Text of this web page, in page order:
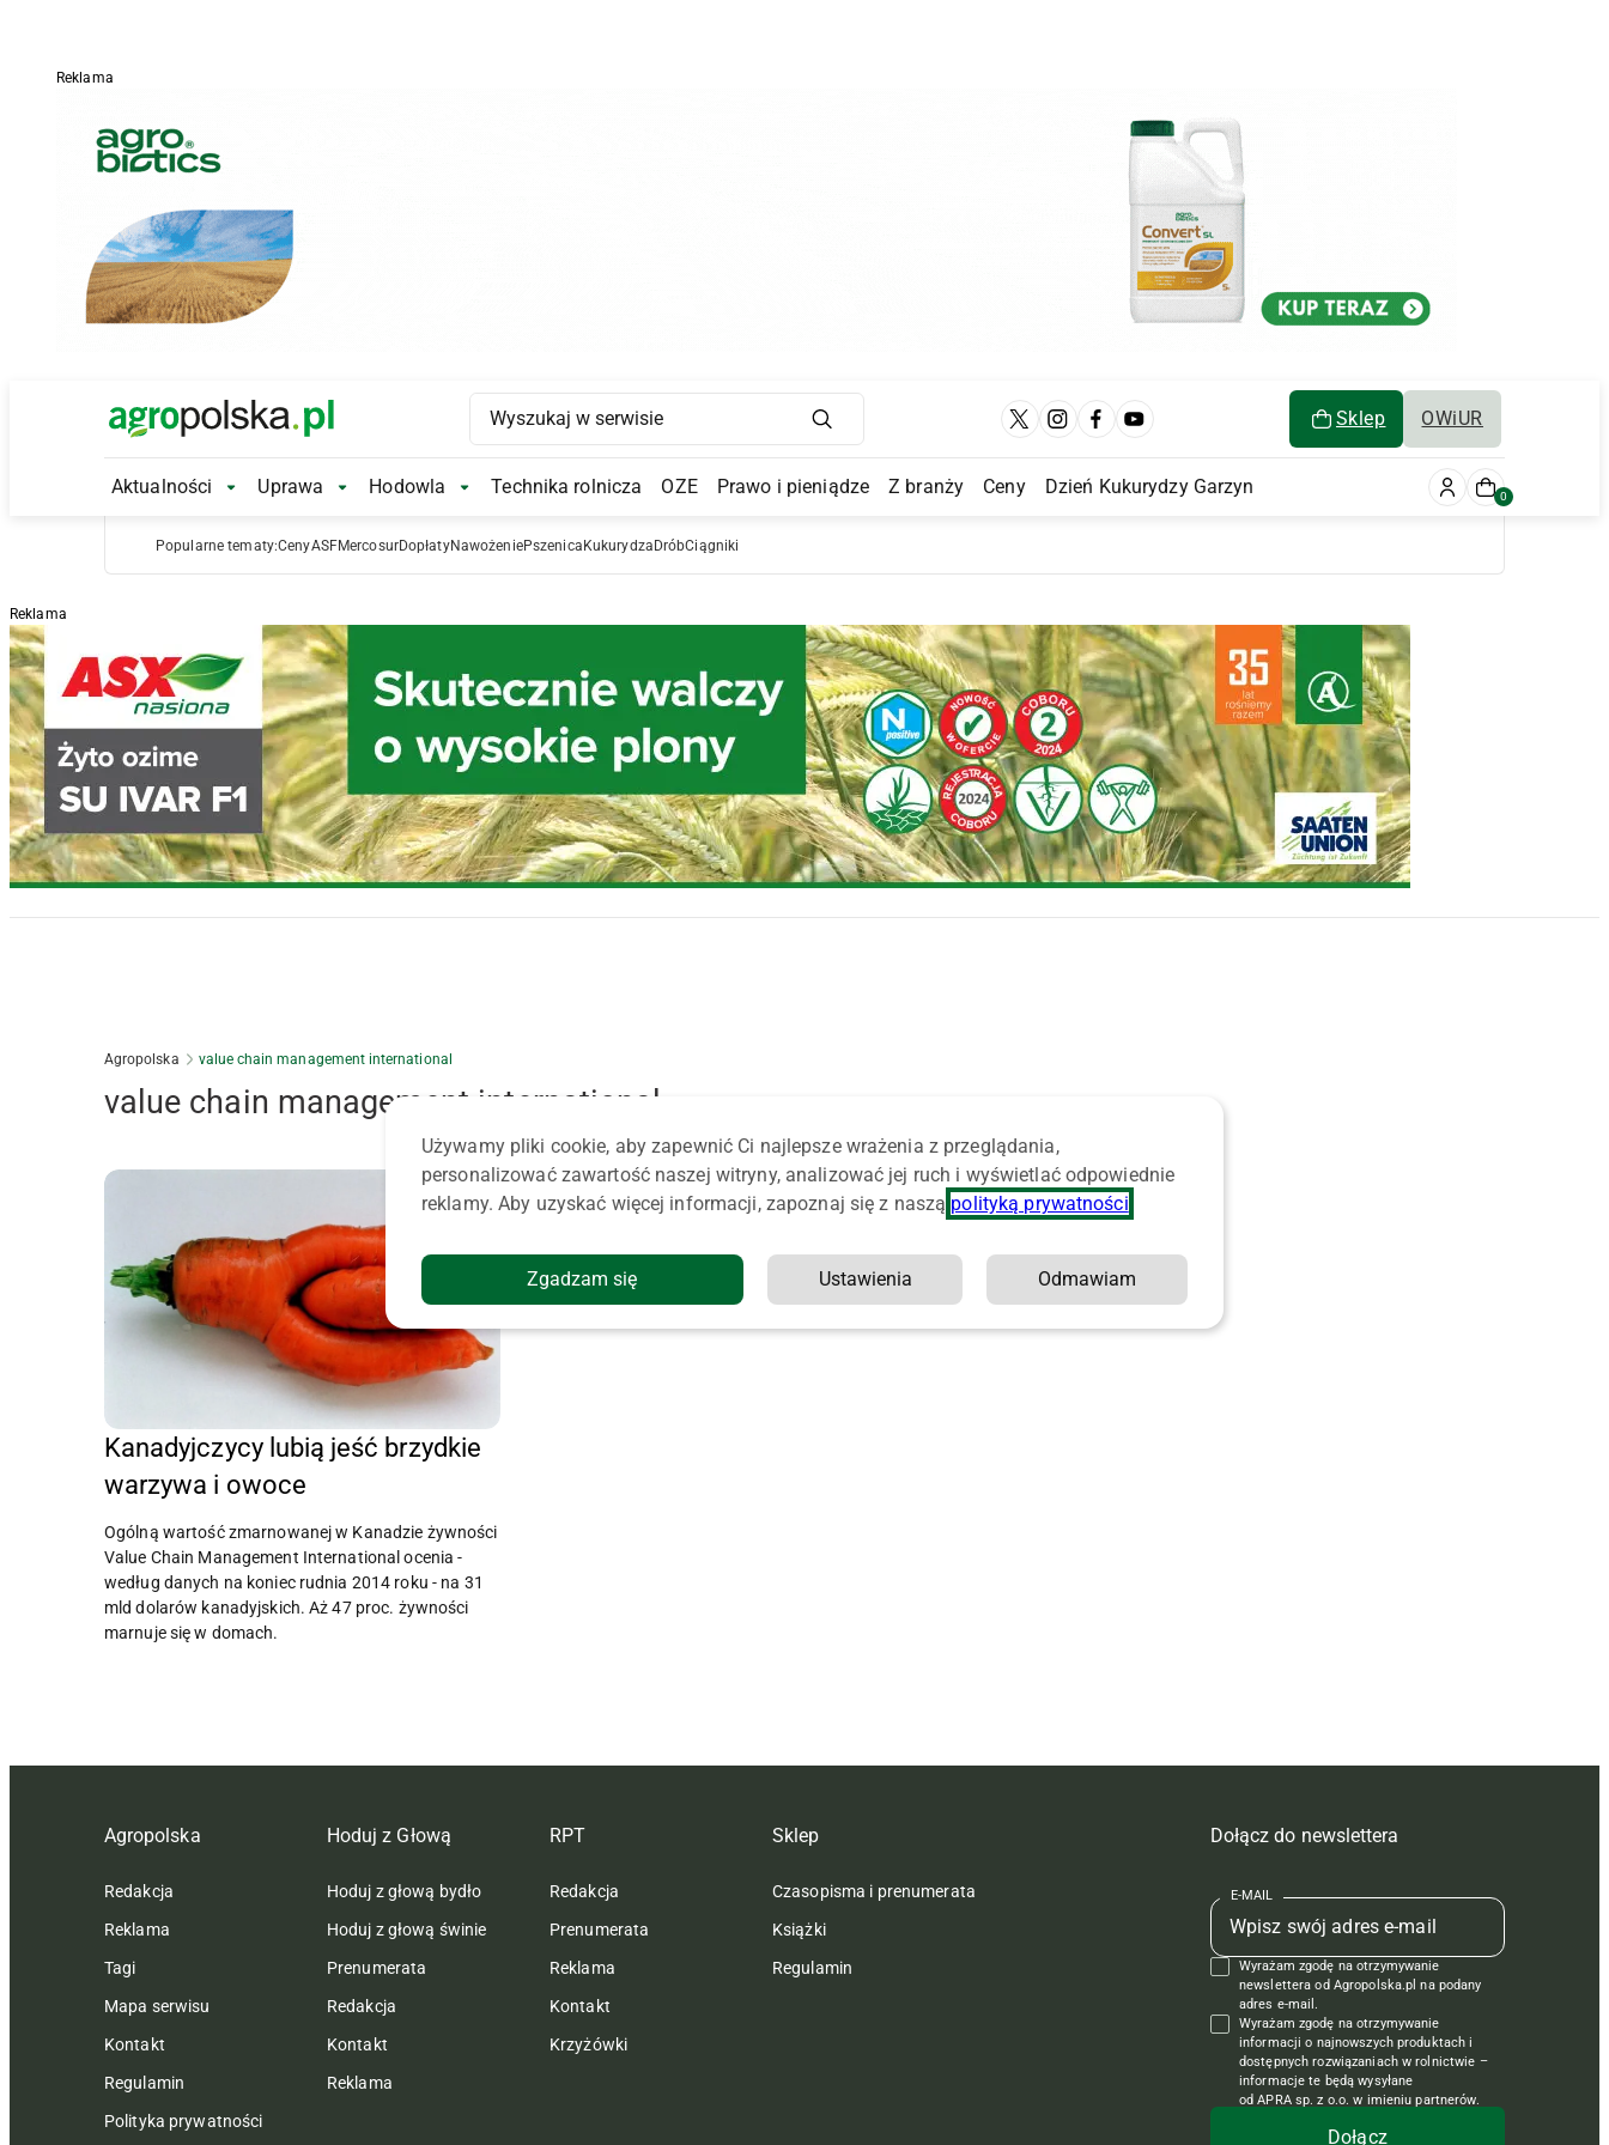
Reklama
Main Logo Sklep OWiUR
Main Navigation
Aktualności Aktualności Submenu
Uprawa Uprawa Submenu
Hodowla Hodowla Submenu
Technika rolnicza OZE Prawo i pieniądze Z branży Ceny Dzień Kukurydzy Garzyn 0
Popularne tematy:CenyASFMercosurDopłatyNawożeniePszenica Kukurydza DróbCiągniki
Reklama
Agropolska value chain management international
value chain management international
Kanadyjczycy lubią jeść brzydkie
warzywa i owoce
Ogólną wartość zmarnowanej w Kanadzie żywności
Value Chain Management International ocenia -
według danych na koniec rudnia 2014 roku - na 31
mld dolarów kanadyjskich. Aż 47 proc. żywności
marnuje się w domach.
Agropolska
Redakcja
Reklama
Tagi
Mapa serwisu
Kontakt
Regulamin
Polityka prywatności
Hoduj z Głową
Hoduj z głową bydło
Hoduj z głową świnie
Prenumerata
Redakcja
Kontakt
Reklama
RPT
Redakcja
Prenumerata
Reklama
Kontakt
Krzyżówki
Sklep
Czasopisma i prenumerata
Książki
Regulamin
Dołącz do newslettera
E-MAIL
Wyrażam zgodę na otrzymywanie
newslettera od Agropolska.pl na podany
adres e-mail.
Wyrażam zgodę na otrzymywanie
informacji o najnowszych produktach i
dostępnych rozwiązaniach w rolnictwie –
informacje te będą wysyłane
od APRA sp. z o.o. w imieniu partnerów.
Używamy pliki cookie, aby zapewnić Ci najlepsze wrażenia z przeglądania,
personalizować zawartość naszej witryny, analizować jej ruch i wyświetlać odpowiednie
reklamy. Aby uzyskać więcej informacji, zapoznaj się z naszą polityką prywatności
Zgadzam się Ustawienia Odmawiam